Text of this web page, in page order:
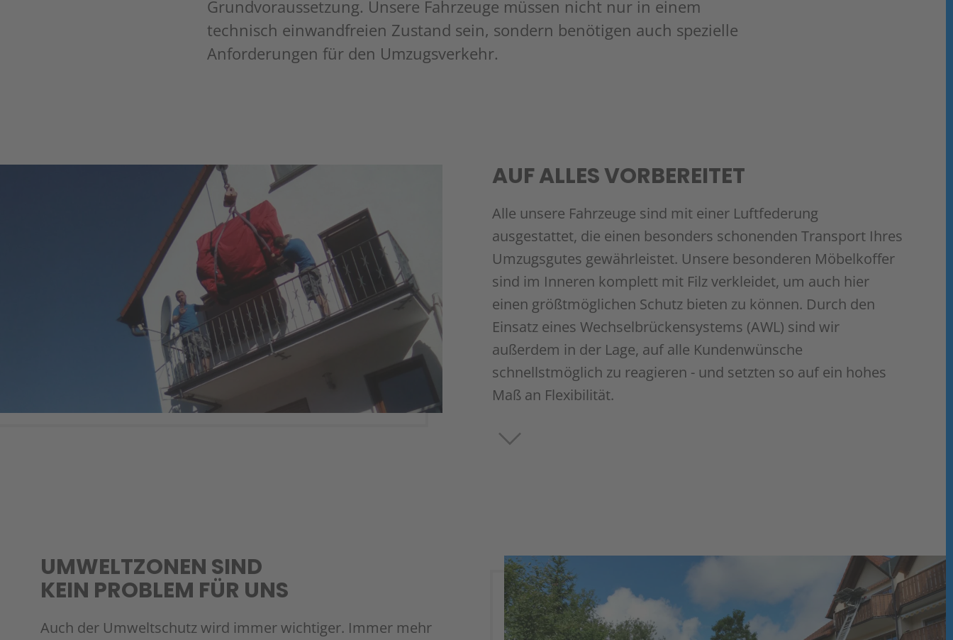
Grundvoraussetzung. Unsere Fahrzeuge müssen nicht nur in einem
technisch einwandfreien Zustand sein, sondern benötigen auch spezielle
Anforderungen für den Umzugsverkehr.
AUF ALLES VORBEREITET
Alle unsere Fahrzeuge sind mit einer Luftfederung
ausgestattet, die einen besonders schonenden Transport Ihres
Umzugsgutes gewährleistet. Unsere besonderen Möbelkoffer
sind im Inneren komplett mit Filz verkleidet, um auch hier
einen größtmöglichen Schutz bieten zu können. Durch den
Einsatz eines Wechselbrückensystems (AWL) sind wir
außerdem in der Lage, auf alle Kundenwünsche
schnellstmöglich zu reagieren - und setzten so auf ein hohes
Maß an Flexibilität.
UMWELTZONEN SIND
KEIN PROBLEM FÜR UNS
Auch der Umweltschutz wird immer wichtiger. Immer mehr